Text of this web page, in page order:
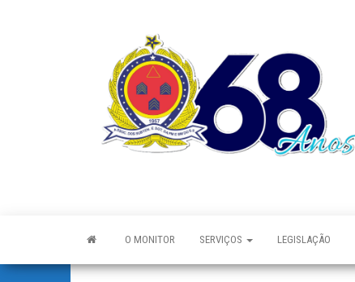
O MONITOR SERVIÇOS LEGISLAÇÃO